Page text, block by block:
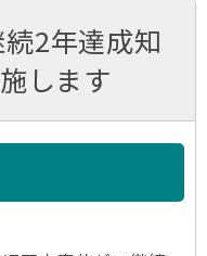
2年達成知
します